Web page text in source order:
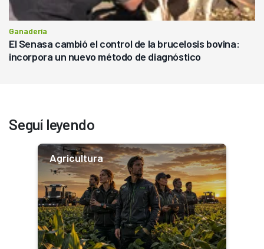
Ganadería
El Senasa cambió el control de la brucelosis bovina:
incorpora un nuevo método de diagnóstico
Seguí leyendo
Agricultura